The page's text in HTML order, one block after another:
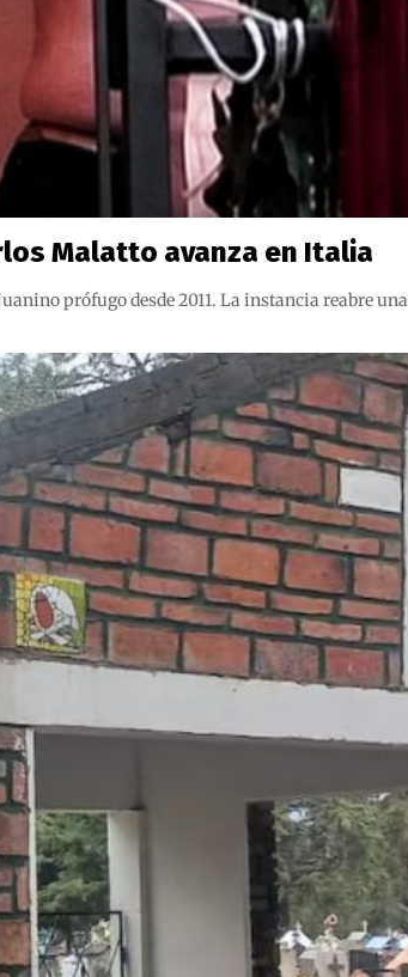
Malatto avanza en Italia
prófugo desde 2011. La instancia reabre